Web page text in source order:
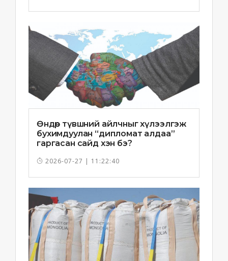
Өндөр түвшний айлчныг хүлээлгэж
бухимдуулан “дипломат алдаа”
гаргасан сайд хэн бэ?
2026-07-27 | 11:22:40